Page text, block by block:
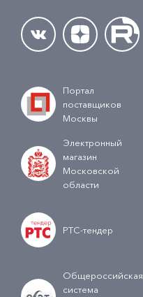
Портал
поставщиков
Москвы
Электронный
магазин
Московской
области
РТС-тендер
Общероссийская
система